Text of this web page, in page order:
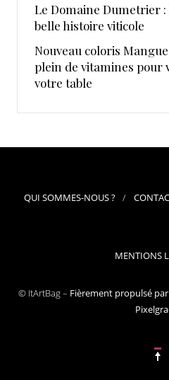
Le Domaine Dumetrier :
belle histoire viticole
Nouveau coloris
plein de vitamines pour
votre table
QUI SOMMES-NOUS ?
MENTIONS
© ItArtBag – Fièrement propulsé